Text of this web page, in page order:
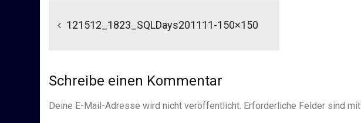
121512_1823_SQLDays201111-150×150
Schreibe einen Kommentar
Deine E-Mail-Adresse wird nicht veröffentlicht. Erforderliche Felder sind mit